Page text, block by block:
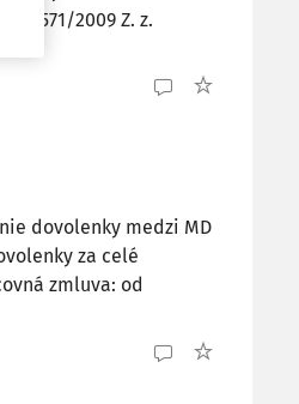
č. 571/2009 Z. z.
dovolenky medzi MD
za celé
zmluva: od